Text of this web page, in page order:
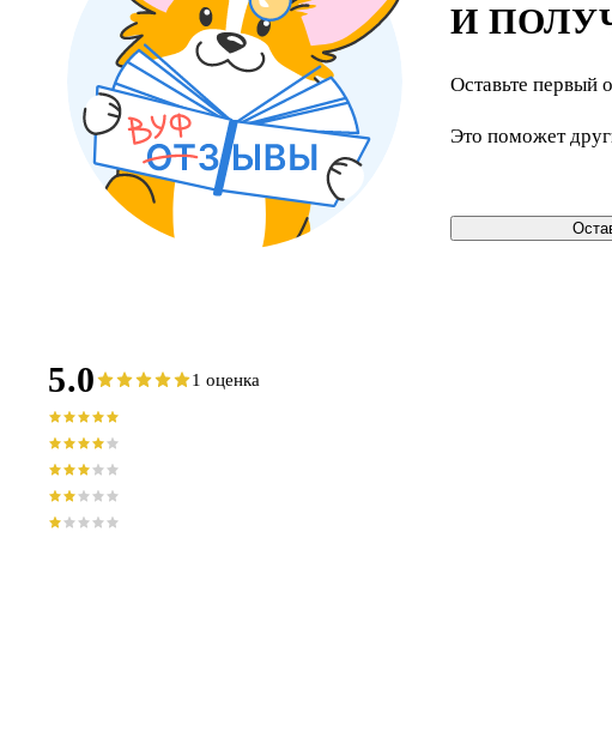
И
Оставьте первый
Это поможет
5.0 1 оценка